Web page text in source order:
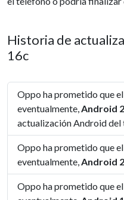
Historia de
16c
Oppo ha prometido que
eventualmente,Android
actualización Android del
Oppo ha prometido que
eventualmente,Android
Oppo ha prometido que